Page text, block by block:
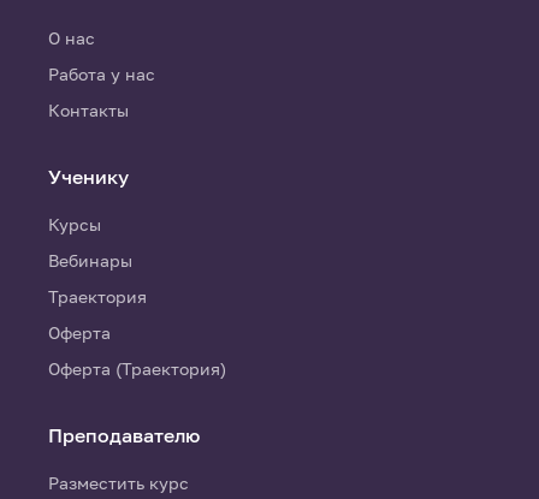
О нас
Работа у нас
Контакты
Ученику
Курсы
Вебинары
Траектория
Оферта
Оферта (Траектория)
Преподавателю
Разместить курс